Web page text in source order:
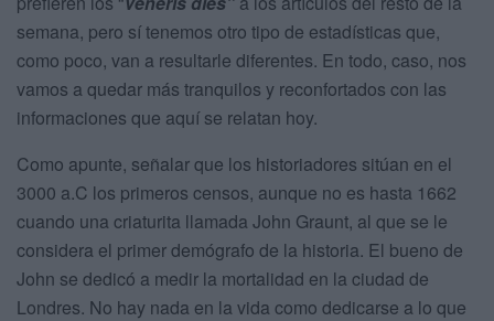
semana, pero sí tenemos otro tipo de estadísticas que,
como poco, van a resultarle diferentes. En todo, caso, nos
vamos a quedar más tranquilos y reconfortados con las
informaciones que aquí se relatan hoy.
Como apunte, señalar que los historiadores sitúan en el
3000 a.C los primeros censos, aunque no es hasta 1662
cuando una criaturita llamada John Graunt, al que se le
considera el primer demógrafo de la historia. El bueno de
John se dedicó a medir la mortalidad en la ciudad de
Londres. No hay nada en la vida como dedicarse a lo que